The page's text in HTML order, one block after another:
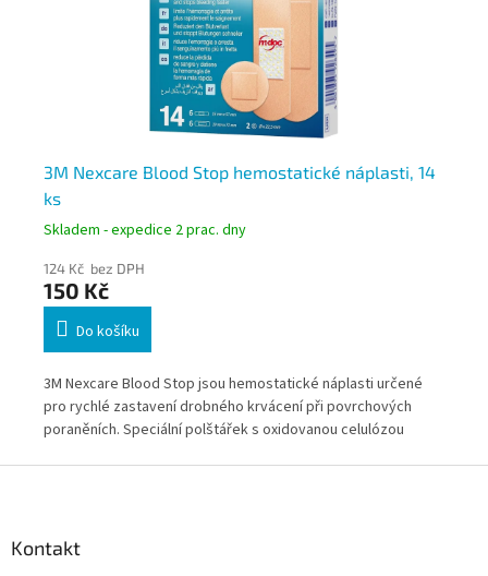
3M Nexcare Blood Stop hemostatické náplasti, 14
ks
Skladem - expedice 2 prac. dny
124 Kč bez DPH
150 Kč
Do košíku
3M Nexcare Blood Stop jsou hemostatické náplasti určené
pro rychlé zastavení drobného krvácení při povrchových
poraněních. Speciální polštářek s oxidovanou celulózou
Kontakt